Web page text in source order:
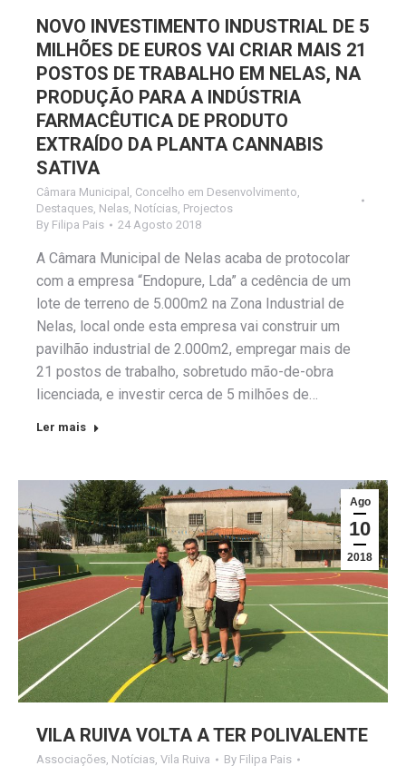
NOVO INVESTIMENTO INDUSTRIAL DE 5
MILHÕES DE EUROS VAI CRIAR MAIS 21
POSTOS DE TRABALHO EM NELAS, NA
PRODUÇÃO PARA A INDÚSTRIA
FARMACÊUTICA DE PRODUTO
EXTRAÍDO DA PLANTA CANNABIS
SATIVA
Câmara Municipal , Concelho em Desenvolvimento,
Destaques, Nelas, Notícias, Projectos
By Filipa Pais 24 Agosto 2018
A Câmara Municipal de Nelas acaba de protocolar
com a empresa “Endopure, Lda” a cedência de um
lote de terreno de 5.000m2 na Zona Industrial de
Nelas, local onde esta empresa vai construir um
pavilhão industrial de 2.000m2, empregar mais de
21 postos de trabalho, sobretudo mão-de-obra
licenciada, e investir cerca de 5 milhões de…
Ler mais
Ago
10
2018
VILA RUIVA VOLTA A TER POLIVALENTE
Associações Notícias Vila Ruiva By Filipa Pais